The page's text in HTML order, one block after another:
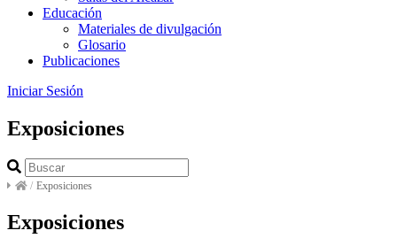
Educación
Materiales de divulgación
Glosario
Publicaciones
Iniciar Sesión
Exposiciones
/ Exposiciones
Exposiciones